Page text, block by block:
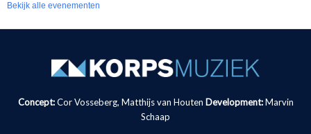
Bekijk alle evenementen
Concept:Cor Vosseberg, Matthijs van Houten Development: Marvin
Schaap